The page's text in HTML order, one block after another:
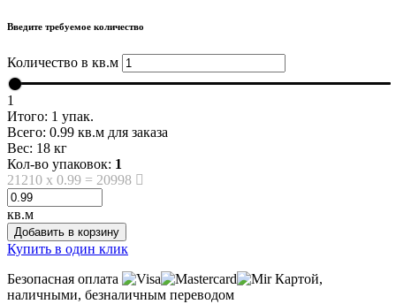
Введите требуемое количество
Количество в кв.м
1
Итого: 1 упак.
Всего: 0.99 кв.м для заказа
Вес: 18 кг
Кол-во упаковок: 1
21210 x 0.99 = 20998
кв.м
Добавить в корзину
Купить в один клик
Безопасная оплата
Картой,
наличными, безналичным переводом